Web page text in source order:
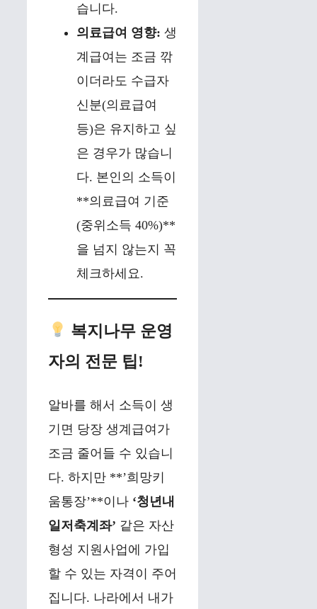
습니다.
의료급여 영향: 생
계급여는 조금 깎
이더라도 수급자
신분(의료급여
등)은 유지하고 싶
은 경우가 많습니
다. 본인의 소득이
**의료급여 기준
(중위소득 40%)**
을 넘지 않는지 꼭
체크하세요.
복지나무 운영
자의 전문 팁!
알바를 해서 소득이 생
기면 당장 생계급여가
조금 줄어들 수 있습니
다. 하지만 **’희망키
움통장’**이나 ‘청년내
일저축계좌’ 같은 자산
형성 지원사업에 가입
할 수 있는 자격이 주어
집니다. 나라에서 내가